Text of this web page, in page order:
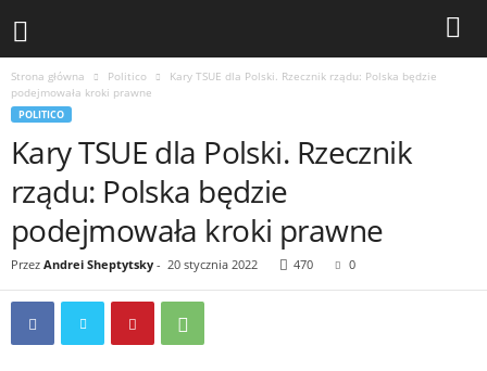
Strona główna Politico
Kary TSUE dla Polski. Rzecznik rządu: Polska będzie
podejmowała kroki prawne
POLITICO
Kary TSUE dla Polski. Rzecznik
rządu: Polska będzie
podejmowała kroki prawne
Przez Andrei Sheptytsky - 20 stycznia 2022 470 0